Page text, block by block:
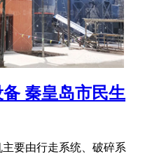
秦皇岛市民生
要由行走系统、破碎系